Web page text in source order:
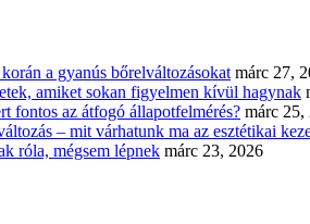
a gyanús bőrelváltozásokat márc 27,
amiket sokan figyelmen kívül hagynak
fontos az átfogó állapotfelmérés? márc 25,
– mit várhatunk ma az esztétikai
róla, mégsem lépnek márc 23, 2026